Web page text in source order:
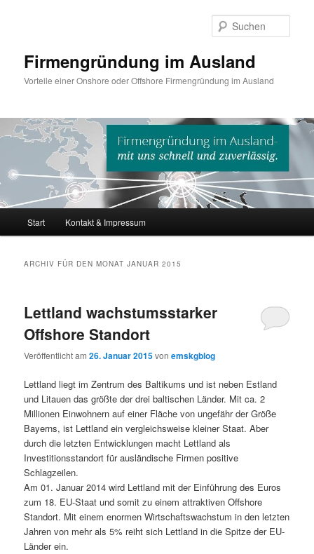
Firmengründung im Ausland
Vorteile einer Onshore oder Offshore Firmengründung im Ausland
Zum
Zum
wechseln
Start Kontakt & Impressum
ARCHIV FÜR DEN MONATJANUAR 2015
Lettland wachstumsstarker
Offshore Standort
Veröffentlicht am26. Januar 2015vonemskgblog
Lettland liegt im Zentrum des Baltikums und ist neben Estland
und Litauen das größte der drei baltischen Länder. Mit ca. 2
Millionen Einwohnern auf einer Fläche von ungefähr der Größe
Bayerns, ist Lettland ein vergleichsweise kleiner Staat. Aber
durch die letzten Entwicklungen macht Lettland als
Investitionsstandort für ausländische Firmen positive
Schlagzeilen.
Am 01. Januar 2014 wird Lettland mit der Einführung des Euros
zum 18. EU-Staat und somit zu einem attraktiven Offshore
Standort. Mit einem enormen Wirtschaftswachstum in den letzten
Jahren von mehr als 5% reiht sich Lettland in die Spitze der EU-
Länder ein.